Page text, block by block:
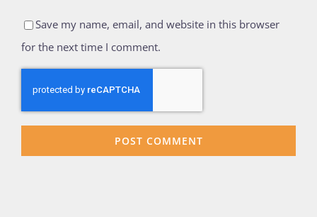
Save my name, email, and website in this browser
for the next time I comment.